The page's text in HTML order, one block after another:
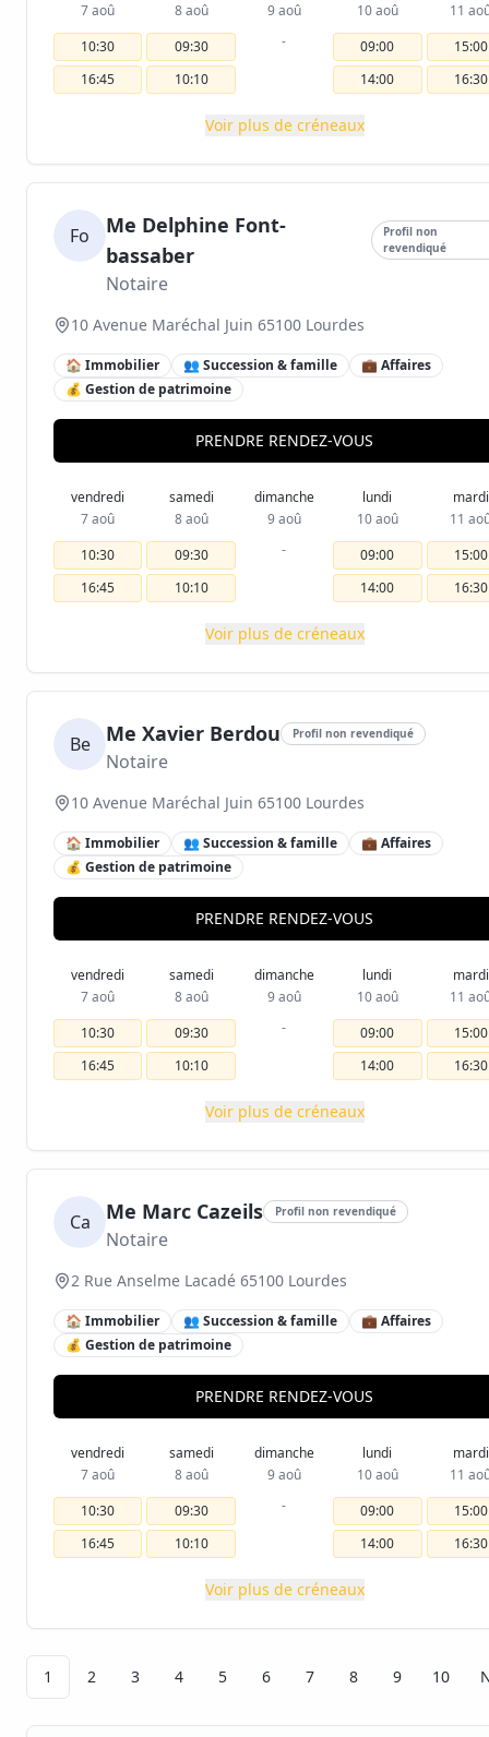
7 aoû
10:30
16:45
8 aoû
09:30
10:10
9 aoû
-
10 aoû
09:00
14:00
11
15:00
16:30
Voir plus de créneaux
Fo
Me Delphine Font-
bassaber
Profil non
revendiqué
Notaire
10 Avenue Maréchal Juin 65100 Lourdes
🏠 Immobilier 👥 Succession & famille
💼 Affaires
💰 Gestion de patrimoine
PRENDRE RENDEZ-VOUS
vendredi
7 aoû
10:30
16:45
samedi
8 aoû
09:30
10:10
dimanche
9 aoû
-
lundi
10 aoû
09:00
14:00
mardi
11
15:00
16:30
Voir plus de créneaux
Be Me Xavier Berdou Profil non revendiqué
Notaire
10 Avenue Maréchal Juin 65100 Lourdes
🏠 Immobilier 👥 Succession & famille
💼 Affaires
💰 Gestion de patrimoine
PRENDRE RENDEZ-VOUS
vendredi
7 aoû
10:30
16:45
samedi
8 aoû
09:30
10:10
dimanche
9 aoû
-
lundi
10 aoû
09:00
14:00
mardi
11
15:00
16:30
Voir plus de créneaux
Ca Me Marc Cazeils Profil non revendiqué
Notaire
2 Rue Anselme Lacadé 65100 Lourdes
🏠 Immobilier 👥 Succession & famille
💼 Affaires
💰 Gestion de patrimoine
PRENDRE RENDEZ-VOUS
vendredi
7 aoû
10:30
16:45
samedi
8 aoû
09:30
10:10
dimanche
9 aoû
-
lundi
10 aoû
09:00
14:00
mardi
11
15:00
16:30
Voir plus de créneaux
1 2 3 4 5 6 7 8 9 10